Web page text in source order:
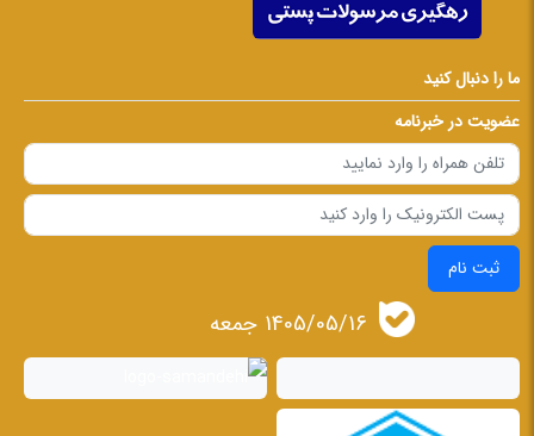
ما را دنبال کنید
عضویت در خبرنامه
ثبت نام
1405/05/16 جمعه